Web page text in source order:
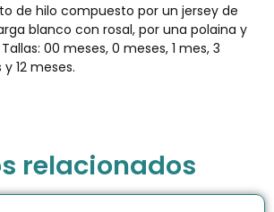
de hilo compuesto por un jersey de
blanco con rosal, por una polaina y
00 meses, 0 meses, 1 mes, 3
12 meses.
relacionados